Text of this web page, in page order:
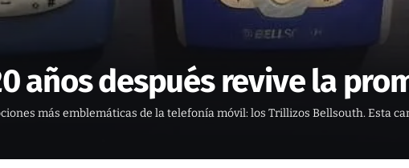
años después revive la
más emblemáticas de la telefonía móvil: los Trillizos Bellsouth. Esta